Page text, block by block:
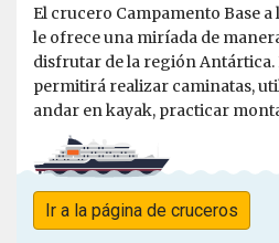
El crucero Campamento Base
le ofrece una miríada de
disfrutar de la región Antártica.
permitirá realizar caminatas,
andar en kayak, practicar
Ir a la página de cruceros